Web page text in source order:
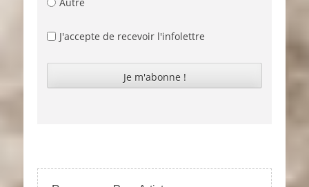
Autre
J'accepte de recevoir l'infolettre